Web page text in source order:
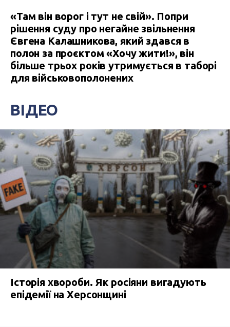
«Там він ворог і тут не свій». Попри
рішення суду про негайне звільнення
Євгена Калашникова, який здався в
полон за проєктом «Хочу жити!», він
більше трьох років утримується в таборі
для військовополонених
ВІДЕО
Історія хвороби. Як росіяни вигадують
епідемії на Херсонщині